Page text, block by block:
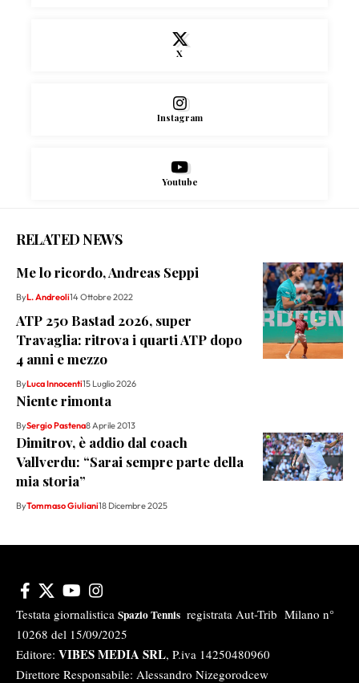
X
Instagram
Youtube
RELATED NEWS
Me lo ricordo, Andreas Seppi
ByL. Andreoli14 Ottobre 2022
ATP 250 Bastad 2026, super
Travaglia: ritrova i quarti ATP dopo
4 anni e mezzo
ByLuca Innocenti15 Luglio 2026
Niente rimonta
BySergio Pastena8 Aprile 2013
Dimitrov, è addio dal coach
Vallverdu: “Sarai sempre parte della
mia storia”
ByTommaso Giuliani18 Dicembre 2025
Testata giornalistica Spazio Tennis registrata Aut-Trib Milano n°
10268 del 15/09/2025
Editore: VIBES MEDIA SRL, P.iva 14250480960
Direttore Responsabile: Alessandro Nizegorodcew